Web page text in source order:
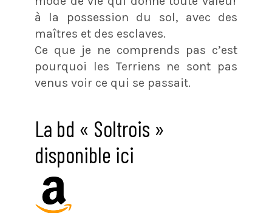
à la possession du sol, avec des
maîtres et des esclaves.
Ce que je ne comprends pas c’est
pourquoi les Terriens ne sont pas
venus voir ce qui se passait.
La bd « Soltrois »
disponible ici